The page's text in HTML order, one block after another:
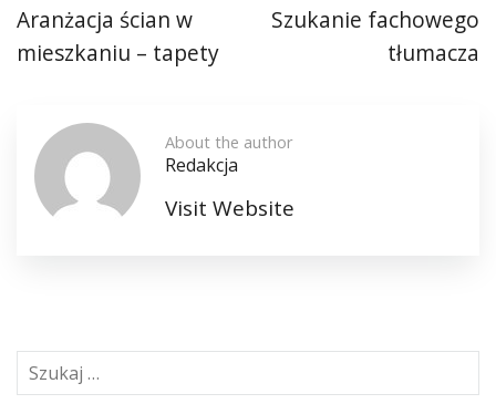
Aranżacja ścian w
mieszkaniu – tapety
Szukanie fachowego
tłumacza
About the author
Redakcja
Visit Website
z